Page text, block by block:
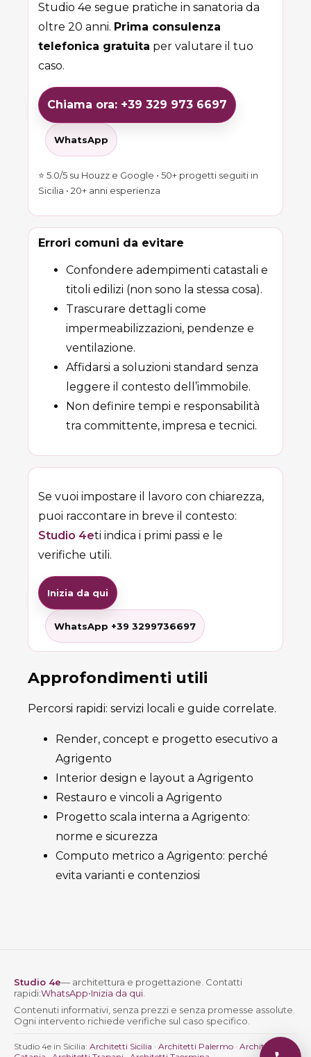
Studio 4e segue pratiche in sanatoria da
oltre 20 anni. Prima consulenza
telefonica gratuita per valutare il tuo
caso.
Chiama ora: +39 329 973 6697
WhatsApp
⭐ 5.0/5 su Houzz e Google • 50+ progetti seguiti in
Sicilia • 20+ anni esperienza
Errori comuni da evitare
Confondere adempimenti catastali e
titoli edilizi (non sono la stessa cosa).
Trascurare dettagli come
impermeabilizzazioni, pendenze e
ventilazione.
Affidarsi a soluzioni standard senza
leggere il contesto dell’immobile.
Non definire tempi e responsabilità
tra committente, impresa e tecnici.
Se vuoi impostare il lavoro con chiarezza,
puoi raccontare in breve il contesto:
Studio 4eti indica i primi passi e le
verifiche utili.
Inizia da qui
WhatsApp +39 3299736697
Approfondimenti utili
Percorsi rapidi: servizi locali e guide correlate.
Render, concept e progetto esecutivo a
Agrigento
Interior design e layout a Agrigento
Restauro e vincoli a Agrigento
Progetto scala interna a Agrigento:
norme e sicurezza
Computo metrico a Agrigento: perché
evita varianti e contenziosi
Studio 4e— architettura e progettazione. Contatti
rapidi:WhatsApp•Inizia da qui.
Contenuti informativi, senza prezzi e senza promesse assolute.
Ogni intervento richiede verifiche sul caso specifico.
Studio 4e in Sicilia: Architetti Sicilia · Architetti Palermo · Architetti